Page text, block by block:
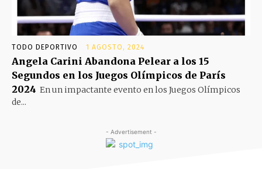
TODO DEPORTIVO 1 AGOSTO, 2024
Angela Carini Abandona Pelear a los 15
Segundos en los Juegos Olímpicos de París
2024 En un impactante evento en los Juegos Olímpicos
de...
- Advertisement -